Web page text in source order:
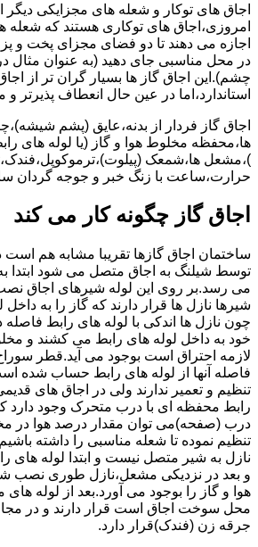
اجاق های توکار و شعله های مجزایکی دیگر
امروزی،اجاق های توکاری هستند که شعله
اجازه می دهند تا دو فضای مجزای پخت و پز
در محل مناسبی جای دهید (به عنوان مثال در
چشم).این اجاق گاز ها بسیار گران تر از
استاندارد،اما در عین حال انعطاف پذیرتر و
اجاق گاز فردار از بدنه،عایق (پشم
ها،محفظه مخلوط هوا و گاز (یا لوله های
)،مشعل ها،شمعک
حرارت،ساعت با زنگ خبر و جوجه گردان
اجاق گاز چگونه کار می کند
ساختمان اجاق گازها تقریبا مشابه هم است
توسط شیلنگ به اجاق متصل می شود ابتدا به
می رسد.بر روی این لوله شیرهای اجاق
شیرها نازل ها قرار دارند که گاز را به
چون نازل ها اندکی با لوله های رابط فاصله
خود به داخل لوله های رابط می کشند و
لازمه احتراق است بوجود می آید.قطر
فاصله آنها از لوله های رابط حساب شده
تنظیم و تعمیر ندارند ولی در اجاق های
رابط محفظه ای با درب متحرک وجود دارد
درب (صفحه)می توان مقدار درصد هوا در
تنظیم نموده تا شعله مناسبی را داشته
نازل به شیر متصل نیست و ابتدا لوله های
و بعد در نزدیکی مشعل،نازل طوری نصب
هوا و گاز را بوجود می آورد.بعد از لوله
محل سوخت اجاق است قرار دارند و در
جرقه زن (فندک)قرار دارد.